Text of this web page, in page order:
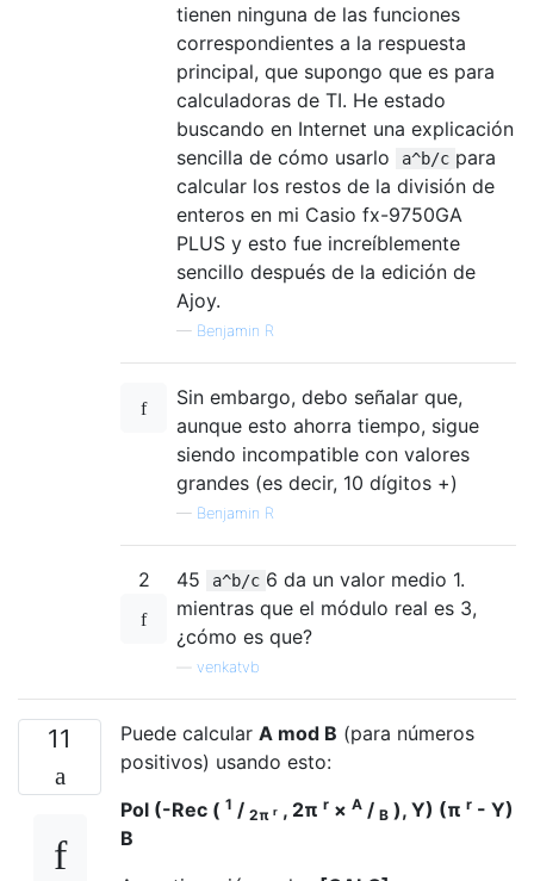
tienen ninguna de las funciones
correspondientes a la respuesta
principal, que supongo que es para
calculadoras de TI. He estado
buscando en Internet una explicación
sencilla de cómo usarlo
a^b/c para
calcular los restos de la división de
enteros en mi Casio fx-9750GA
PLUS y esto fue increíblemente
sencillo después de la edición de
Ajoy.
— Benjamin R
Sin embargo, debo señalar que,
aunque esto ahorra tiempo, sigue
siendo incompatible con valores
grandes (es decir, 10 dígitos +)
— Benjamin R
2 45 a^b/c 6 da un valor medio 1.
mientras que el módulo real es 3,
¿cómo es que?
venkatvb
11 Puede calcular A mod B (para números
positivos) usando esto:
Pol (-Rec ( 1 / 2π r , 2π r × A / B ), Y) (π r - Y)
B